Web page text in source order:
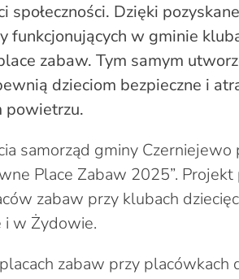
społeczności. Dzięki
funkcjonujących w gminie
zabaw. Tym samym
dzieciom bezpieczne i
powietrzu.
samorząd gminy Czerniejewo
Place Zabaw 2025”.
zabaw przy klubach
i w Żydowie.
zabaw przy placówkach